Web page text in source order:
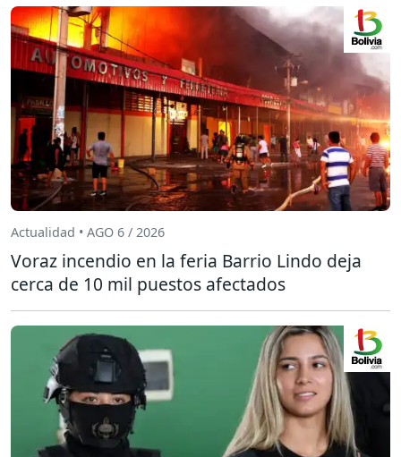
Actualidad • AGO 6 / 2026
Voraz incendio en la feria Barrio Lindo deja
cerca de 10 mil puestos afectados